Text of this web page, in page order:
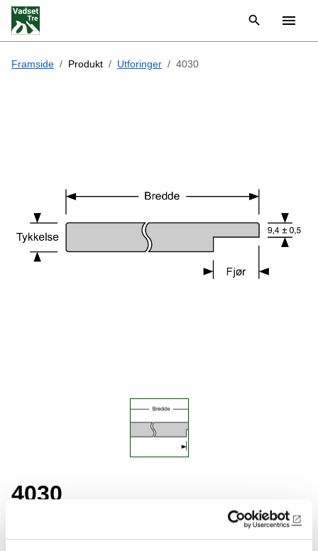
Framside Produkt Utforinger 4030
4030